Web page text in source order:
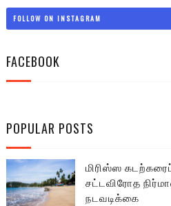
FOLLOW ON INSTAGRAM
FACEBOOK
POPULAR POSTS
மிரிஸ்ஸ
சட்டவிரோத
நடவடிக்கை